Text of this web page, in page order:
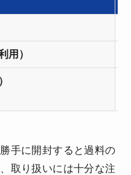
用）
手に開封すると過料の
取り扱いには十分な注